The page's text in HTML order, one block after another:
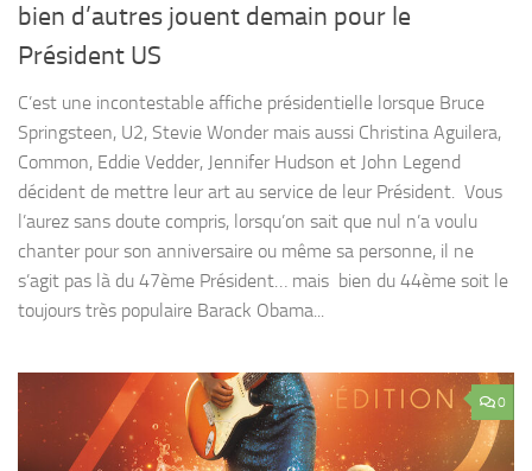
bien d’autres jouent demain pour le
Président US
C’est une incontestable affiche présidentielle lorsque Bruce
Springsteen, U2, Stevie Wonder mais aussi Christina Aguilera,
Common, Eddie Vedder, Jennifer Hudson et John Legend
décident de mettre leur art au service de leur Président. Vous
l’aurez sans doute compris, lorsqu’on sait que nul n’a voulu
chanter pour son anniversaire ou même sa personne, il ne
s’agit pas là du 47ème Président… mais bien du 44ème soit le
toujours très populaire Barack Obama...
0